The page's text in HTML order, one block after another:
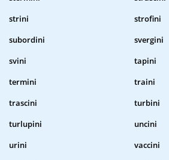
strini
strofini
subordini
svergini
svini
tapini
termini
traini
trascini
turbini
turlupini
uncini
urini
vaccini